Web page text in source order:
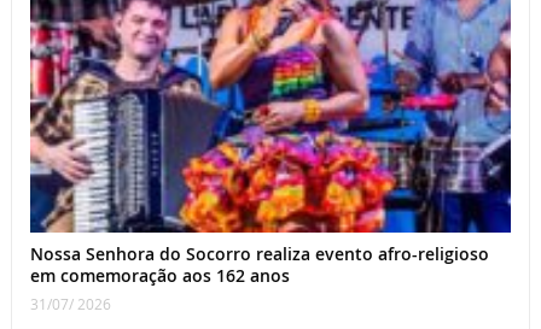
Nossa Senhora do Socorro realiza evento afro-religioso
em comemoração aos 162 anos
31/07/ 2026